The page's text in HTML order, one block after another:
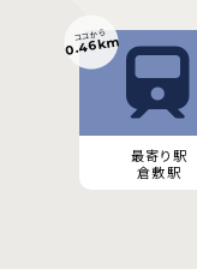
最寄り駅
倉敷駅
ココから
0.46km